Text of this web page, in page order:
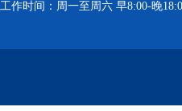
工作时间：周一至周六 早8:00-晚